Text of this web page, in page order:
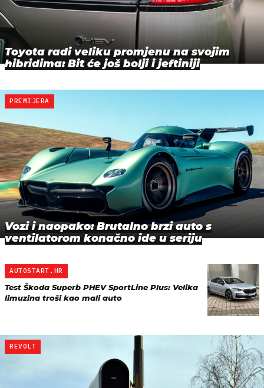
Toyota radi veliku promjenu na svojim
hibridima: Bit će još bolji i jeftiniji
PREMIJERA
Vozi i naopako: Brutalno brzi auto s
ventilatorom konačno ide u seriju
AUTOSTART.HR
Test Škoda Superb PHEV SportLine Plus: Velika
limuzina troši kao mali auto
REVOLT